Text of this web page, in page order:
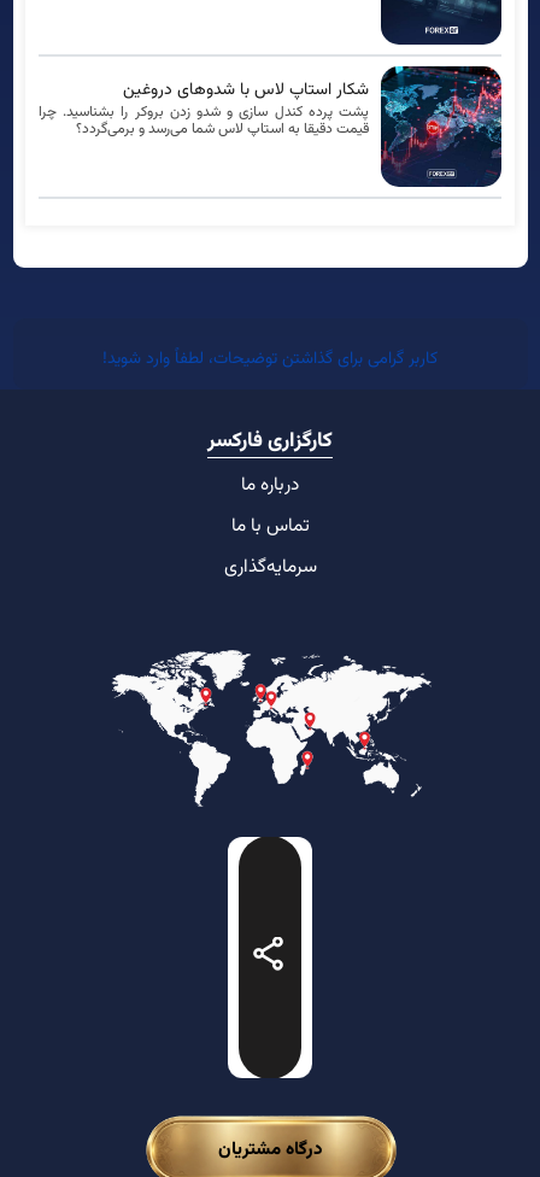
شکار استاپ لاس با شدوهای دروغین
پشت پرده کندل سازی و شدو زدن بروکر را بشناسید. چرا
قیمت دقیقا به استاپ لاس شما می‌رسد و برمی‌گردد؟
کاربر گرامی برای گذاشتن توضیحات، لطفاً وارد شوید!
کارگزاری فارکسر
درباره ما
تماس با ما
سرمایه‌گذاری
درگاه مشتریان